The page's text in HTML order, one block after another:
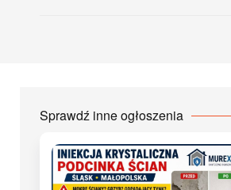
Sprawdź inne ogłoszenia